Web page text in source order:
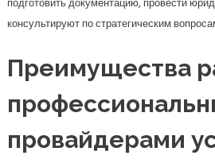
консультируют по стратегическим
Преимущества
провайдерами